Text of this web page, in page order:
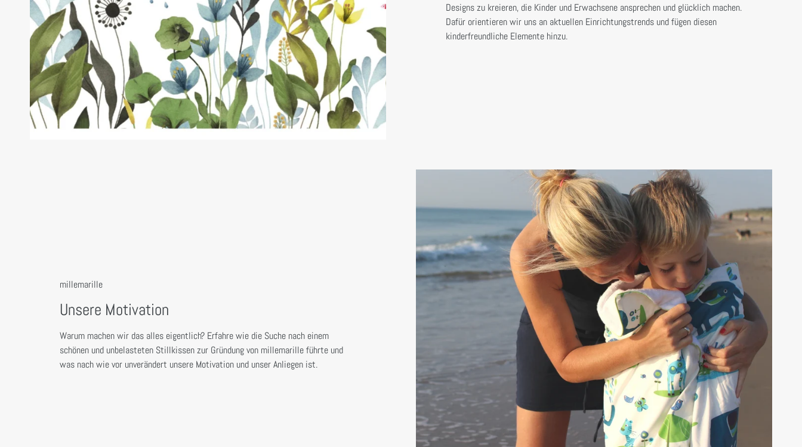
Designs zu kreieren, die Kinder und Erwachsene ansprechen und glücklich machen.
Dafür orientieren wir uns an aktuellen Einrichtungstrends und fügen diesen
kinderfreundliche Elemente hinzu.
millemarille
Unsere Motivation
Warum machen wir das alles eigentlich? Erfahre wie die Suche nach einem
schönen und unbelasteten Stillkissen zur Gründung von millemarille führte und
was nach wie vor unverändert unsere Motivation und unser Anliegen ist.